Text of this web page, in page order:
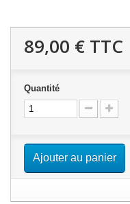
89,00 € TTC
Quantité
Ajouter au panier